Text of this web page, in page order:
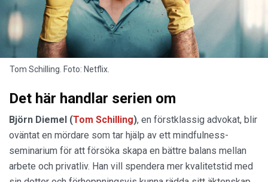
Tom Schilling. Foto: Netflix.
Det här handlar serien om
Björn Diemel (Tom Schilling), en förstklassig advokat, blir
oväntat en mördare som tar hjälp av ett mindfulness-
seminarium för att försöka skapa en bättre balans mellan
arbete och privatliv. Han vill spendera mer kvalitetstid med